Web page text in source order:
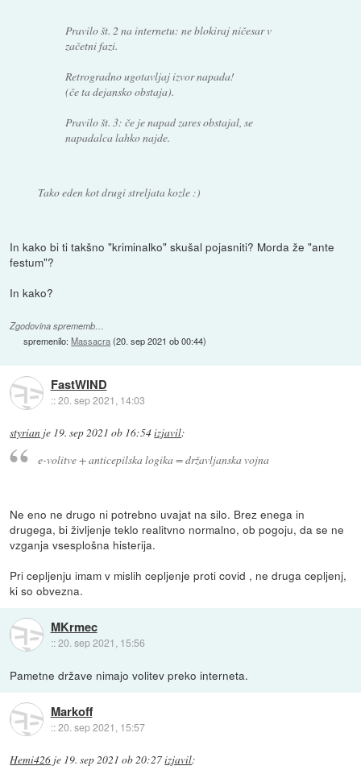
Pravilo št. 2 na internetu: ne blokiraj ničesar v
začetni fazi.
Retrogradno ugotavljaj izvor napada!
(če ta dejansko obstaja).
Pravilo št. 3: če je napad zares obstajal, se
napadalca lahko najde.
Tako eden kot drugi streljata kozle :)
In kako bi ti takšno "kriminalko" skušal pojasniti? Morda že "ante
festum"?
In kako?
Zgodovina sprememb…
spremenilo:Massacra(20. sep 2021 ob 00:44)
FastWIND
::20. sep 2021, 14:03
styrian je 19. sep 2021 ob 16:54izjavil:
e-volitve + anticepilska logika = državljanska vojna
Ne eno ne drugo ni potrebno uvajat na silo. Brez enega in
drugega, bi življenje teklo realitvno normalno, ob pogoju, da se ne
vzganja vsesplošna histerija.
Pri cepljenju imam v mislih cepljenje proti covid , ne druga cepljenj,
ki so obvezna.
MKrmec
::20. sep 2021, 15:56
Pametne države nimajo volitev preko interneta.
Markoff
::20. sep 2021, 15:57
Hemi426 je 19. sep 2021 ob 20:27izjavil: